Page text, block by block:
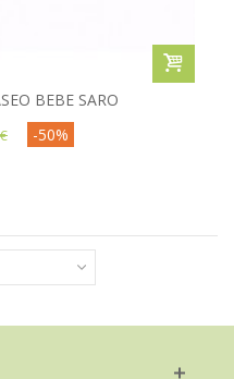
BEBE SARO
-50%